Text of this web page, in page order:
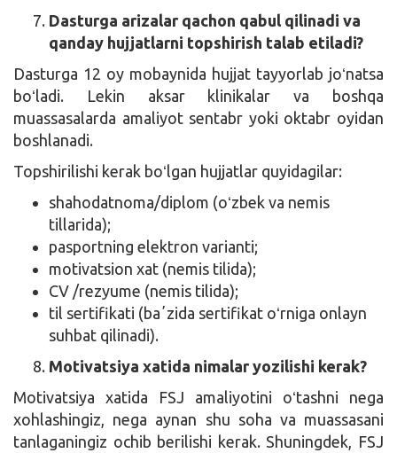
Dasturga arizalar qachon qabul qilinadi va
qanday hujjatlarni topshirish talab etiladi?
Dasturga 12 oy mobaynida hujjat tayyorlab joʻnatsa
boʻladi. Lekin aksar klinikalar va boshqa
muassasalarda amaliyot sentabr yoki oktabr oyidan
boshlanadi.
Topshirilishi kerak boʻlgan hujjatlar quyidagilar:
shahodatnoma/diplom (oʻzbek va nemis
tillarida);
pasportning elektron varianti;
motivatsion xat (nemis tilida);
CV /rezyume (nemis tilida);
til sertifikati (baʼzida sertifikat oʻrniga onlayn
suhbat qilinadi).
Motivatsiya xatida nimalar yozilishi kerak?
Motivatsiya xatida FSJ amaliyotini oʻtashni nega
xohlashingiz, nega aynan shu soha va muassasani
tanlaganingiz ochib berilishi kerak. Shuningdek, FSJ